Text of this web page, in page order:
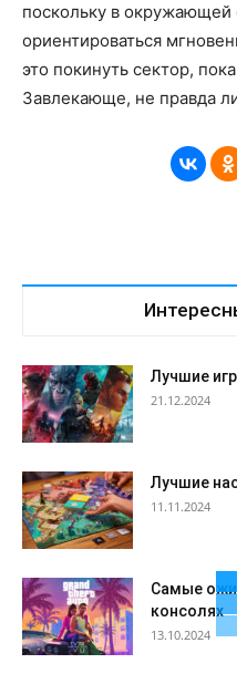
поскольку в окружающей
ориентироваться
это покинуть сектор,
Завлекающе, не правда
Лучшие
21.12.2024
Лучшие
11.11.2024
Самые
консолях
13.10.2024